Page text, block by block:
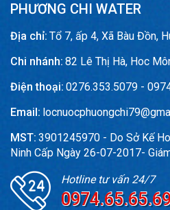
PHƯƠNG CHI WATER
Địa chỉ: Tổ 7, ấp 4, Xã Bàu Đồn,
Chi nhánh: 82 Lê Thị Hà, Hoc
Điện thoại: 0276.353.5079 -
Email:
MST: 3901245970 - Do Sở Kế
Ninh Cấp Ngày 26-07-2017-
Hotline tư vấn 24/7